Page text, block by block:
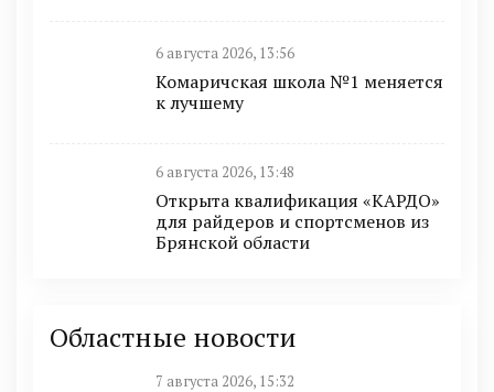
6 августа 2026, 13:56
Комаричская школа №1 меняется
к лучшему
6 августа 2026, 13:48
Открыта квалификация «КАРДО»
для райдеров и спортсменов из
Брянской области
Областные новости
7 августа 2026, 15:32